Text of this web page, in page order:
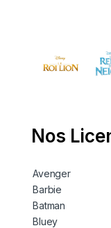
Nos
Avenger
Barbie
Batman
Bluey